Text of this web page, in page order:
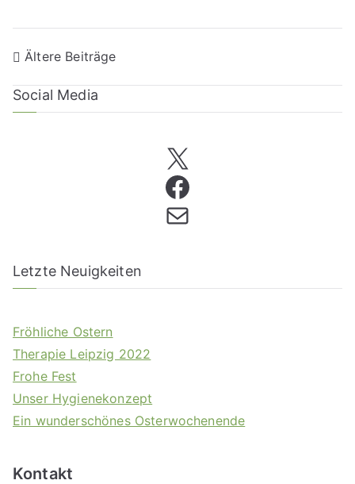
Ältere Beiträge
Social Media
Letzte Neuigkeiten
Fröhliche Ostern
Therapie Leipzig 2022
Frohe Fest
Unser Hygienekonzept
Ein wunderschönes Osterwochenende
Kontakt